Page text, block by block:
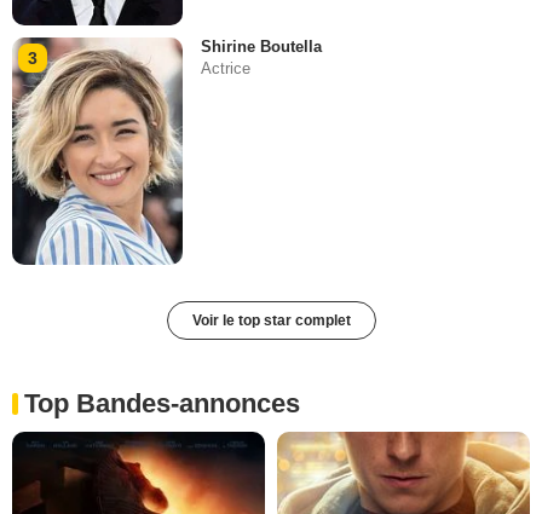
3
Shirine Boutella
Actrice
Voir le top star complet
Top Bandes-annonces